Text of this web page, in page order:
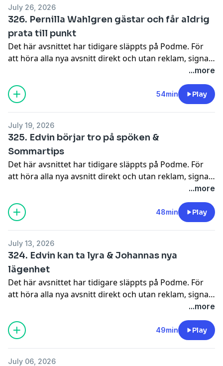
July 26, 2026
326. Pernilla Wahlgren gästar och får aldrig
prata till punkt
Det här avsnittet har tidigare släppts på Podme. För
att höra alla nya avsnitt direkt och utan reklam, signa
upp dig på Podme.Hör av er till oss på instagram så
kan vi svara på era frågor, hjälpa er med problem och
dilemman: @johannanordstrm &
@edvintornblom! ursäkta klipps och redigeras av
...more
54min Play
July 19, 2026
325. Edvin börjar tro på spöken &
Sommartips
Det här avsnittet har tidigare släppts på Podme. För
att höra alla nya avsnitt direkt och utan reklam, signa
upp dig på Podme.Hör av er till oss på instagram så
kan vi svara på era frågor, hjälpa er med problem och
dilemman: @johannanordstrm &
@edvintornblom! ursäkta klipps och redigeras av
...more
48min Play
July 13, 2026
324. Edvin kan ta lyra & Johannas nya
lägenhet
Det här avsnittet har tidigare släppts på Podme. För
att höra alla nya avsnitt direkt och utan reklam, signa
upp dig på Podme.Hör av er till oss på instagram så
kan vi svara på era frågor, hjälpa er med problem och
dilemman: @johannanordstrm &
@edvintornblom! ursäkta klipps och redigeras av
...more
49min Play
July 06, 2026